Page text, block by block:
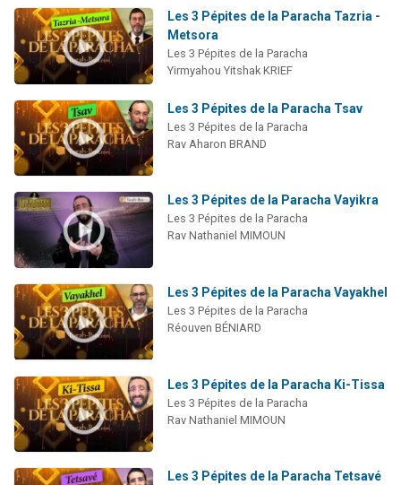
Les 3 Pépites de la Paracha Tazria -
Metsora
Les 3 Pépites de la Paracha
Yirmyahou Yitshak KRIEF
Les 3 Pépites de la Paracha Tsav
Les 3 Pépites de la Paracha
Rav Aharon BRAND
Les 3 Pépites de la Paracha Vayikra
Les 3 Pépites de la Paracha
Rav Nathaniel MIMOUN
Les 3 Pépites de la Paracha Vayakhel
Les 3 Pépites de la Paracha
Réouven BÉNIARD
Les 3 Pépites de la Paracha Ki-Tissa
Les 3 Pépites de la Paracha
Rav Nathaniel MIMOUN
Les 3 Pépites de la Paracha Tetsavé